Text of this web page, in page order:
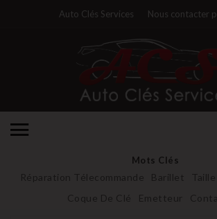
Auto Clés Services Nous contacter
Mots Clés
Réparation Télecommande Barillet
Coque De Clé
Emetteur